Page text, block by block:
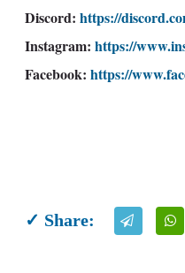
Discord:https://
Instagram:https://
Facebook:https://
✓ Share: